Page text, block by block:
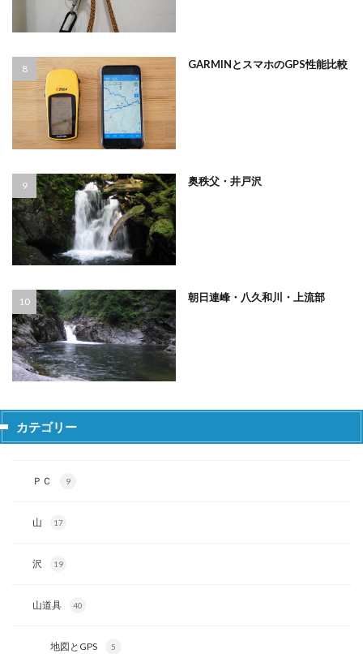
GARMINとスマホのGPS性能比較
奥秩父・井戸沢
朝日連峰・八久和川・上流部
カテゴリー
ＰＣ 9
山 17
沢 19
山道具 40
地図とGPS 5